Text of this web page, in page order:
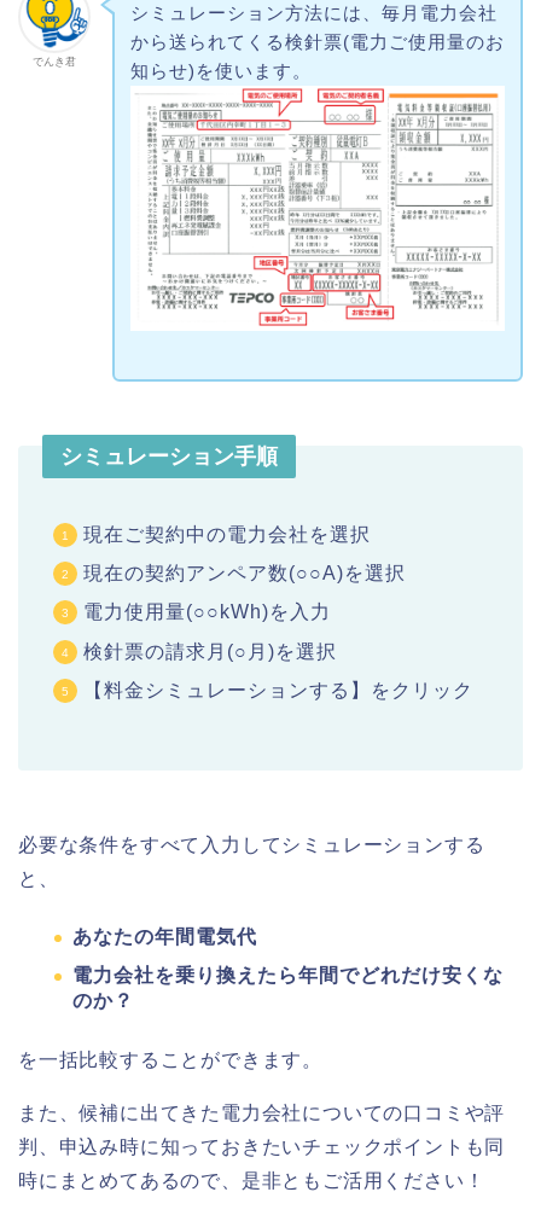
でんき君
シミュレーション方法には、毎月電力会社
から送られてくる検針票(電力ご使用量のお
知らせ)を使います。
シミュレーション手順
現在ご契約中の電力会社を選択
現在の契約アンペア数(○○A)を選択
電力使用量(○○kWh)を入力
検針票の請求月(○月)を選択
【料金シミュレーションする】をクリック
必要な条件をすべて入力してシミュレーションする
と、
あなたの年間電気代
電力会社を乗り換えたら年間でどれだけ安くな
のか？
を一括比較することができます。
また、候補に出てきた電力会社についての口コミや評
判、申込み時に知っておきたいチェックポイントも同
時にまとめてあるので、是非ともご活用ください！